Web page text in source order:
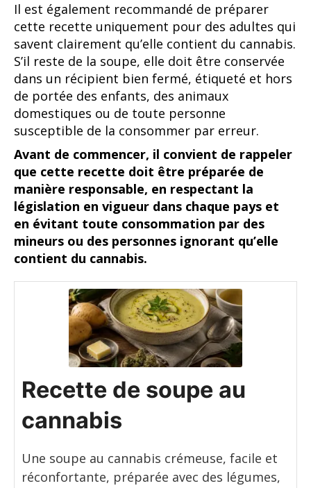
Il est également recommandé de préparer
cette recette uniquement pour des adultes qui
savent clairement qu’elle contient du cannabis.
S’il reste de la soupe, elle doit être conservée
dans un récipient bien fermé, étiqueté et hors
de portée des enfants, des animaux
domestiques ou de toute personne
susceptible de la consommer par erreur.
Avant de commencer, il convient de rappeler
que cette recette doit être préparée de
manière responsable, en respectant la
législation en vigueur dans chaque pays et
en évitant toute consommation par des
mineurs ou des personnes ignorant qu’elle
contient du cannabis.
Recette de soupe au
cannabis
Une soupe au cannabis crémeuse, facile et
réconfortante, préparée avec des légumes,